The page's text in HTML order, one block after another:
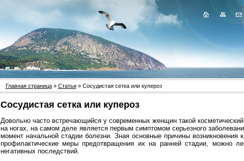
Главная страница» Статьи» Сосудистая сетка или купероз
Сосудистая сетка или купероз
Довольно часто встречающийся у современных женщин такой
на ногах, на самом деле является первым симптомом серьезного
момент начальной стадии болезни. Зная основные причины возникновения
профилактические меры предотвращения их на ранней стадии, можно
негативных последствий.